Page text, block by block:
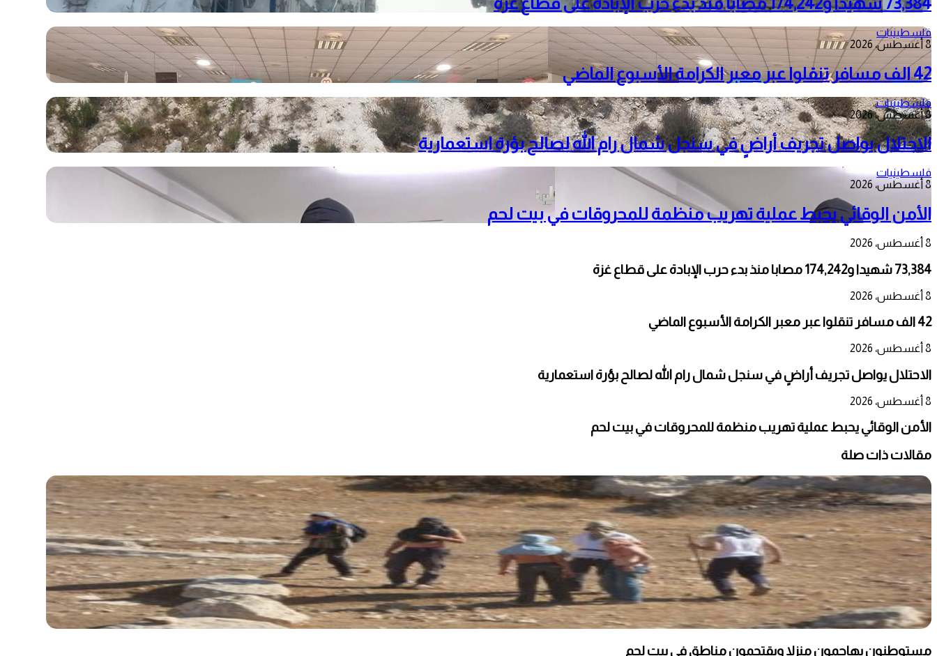
فلسطينيات
8 أغسطس، 2026
42 الف مسافر تنقلوا عبر معبر الكرامة الأسبوع الماضي
فلسطينيات
8 أغسطس، 2026
الاحتلال يواصل تجريف أراضٍ في سنجل شمال رام الله لصالح بؤرة استعمارية
فلسطينيات
8 أغسطس، 2026
الأمن الوقائي يحبط عملية تهريب منظمة للمحروقات في بيت لحم
8 أغسطس، 2026
73,384 شهيدا و174,242 مصابا منذ بدء حرب الإبادة على قطاع غزة
8 أغسطس، 2026
42 الف مسافر تنقلوا عبر معبر الكرامة الأسبوع الماضي
8 أغسطس، 2026
الاحتلال يواصل تجريف أراضٍ في سنجل شمال رام الله لصالح بؤرة استعمارية
8 أغسطس، 2026
الأمن الوقائي يحبط عملية تهريب منظمة للمحروقات في بيت لحم
مقالات ذات صلة
مستوطنون يهاجمون منزلا ويقتحمون مناطق في بيت لحم